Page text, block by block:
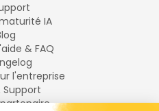
IA
& FAQ
l'entreprise
Support